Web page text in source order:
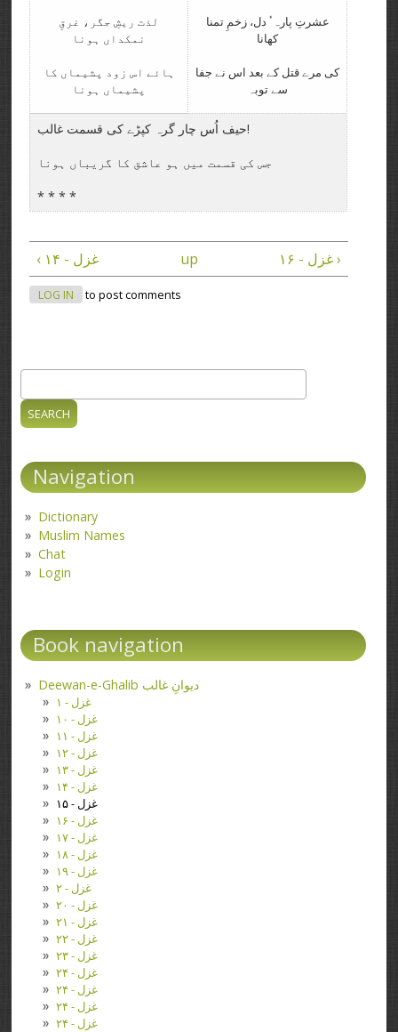
لذت ریشِ جگر، غرقِ
نمکداں ہونا
ہائے اس زود پشیماں کا
پشیماں ہونا
عشرتِ پارہٴ دل، زخمِ تمنا
کھانا
کی مرے قتل کے بعد اس نے جفا
سے توبہ
حیف اُس چار گرہ کپڑے کی قسمت غالب!
جس کی قسمت میں ہو عاشق کا گریباں ہونا
* * * *
‹ غزل - ۱۴ up غزل - ۱۶ ›
LOG IN to post comments
Search form
Navigation
Dictionary
Muslim Names
Chat
Login
Book navigation
Deewan-e-Ghalib دیوانِ غالب
غزل - ۱
غزل - ۱۰
غزل - ۱۱
غزل - ۱۲
غزل - ۱۳
غزل - ۱۴
غزل - ۱۵
غزل - ۱۶
غزل - ۱۷
غزل - ۱۸
غزل - ۱۹
غزل - ۲
غزل - ۲۰
غزل - ۲۱
غزل - ۲۲
غزل - ۲۳
غزل - ۲۴
غزل - ۲۴
غزل - ۲۴
غزل - ۲۴